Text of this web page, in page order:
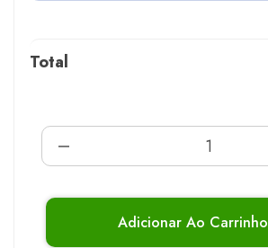
Total
Adicionar Ao Carrinho